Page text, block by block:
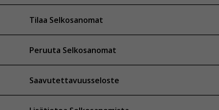
Tilaa Selkosanomat
Peruuta Selkosanomat
Saavutettavuusseloste